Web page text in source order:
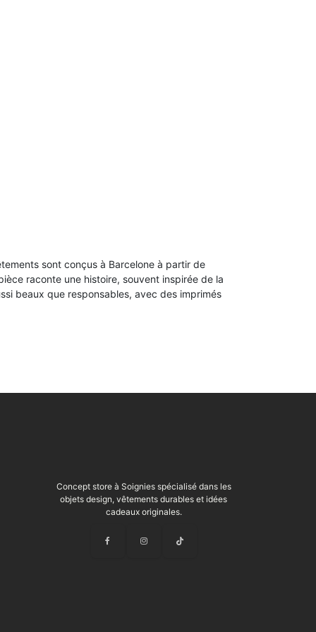
sont conçus à Barcelone à partir de
raconte une histoire, souvent inspirée de la
beaux que responsables, avec des imprimés
Concept store à Soignies spécialisé dans les
objets design, vêtements durables et idées
cadeaux originales.